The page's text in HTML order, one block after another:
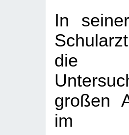
In
die
großen
im